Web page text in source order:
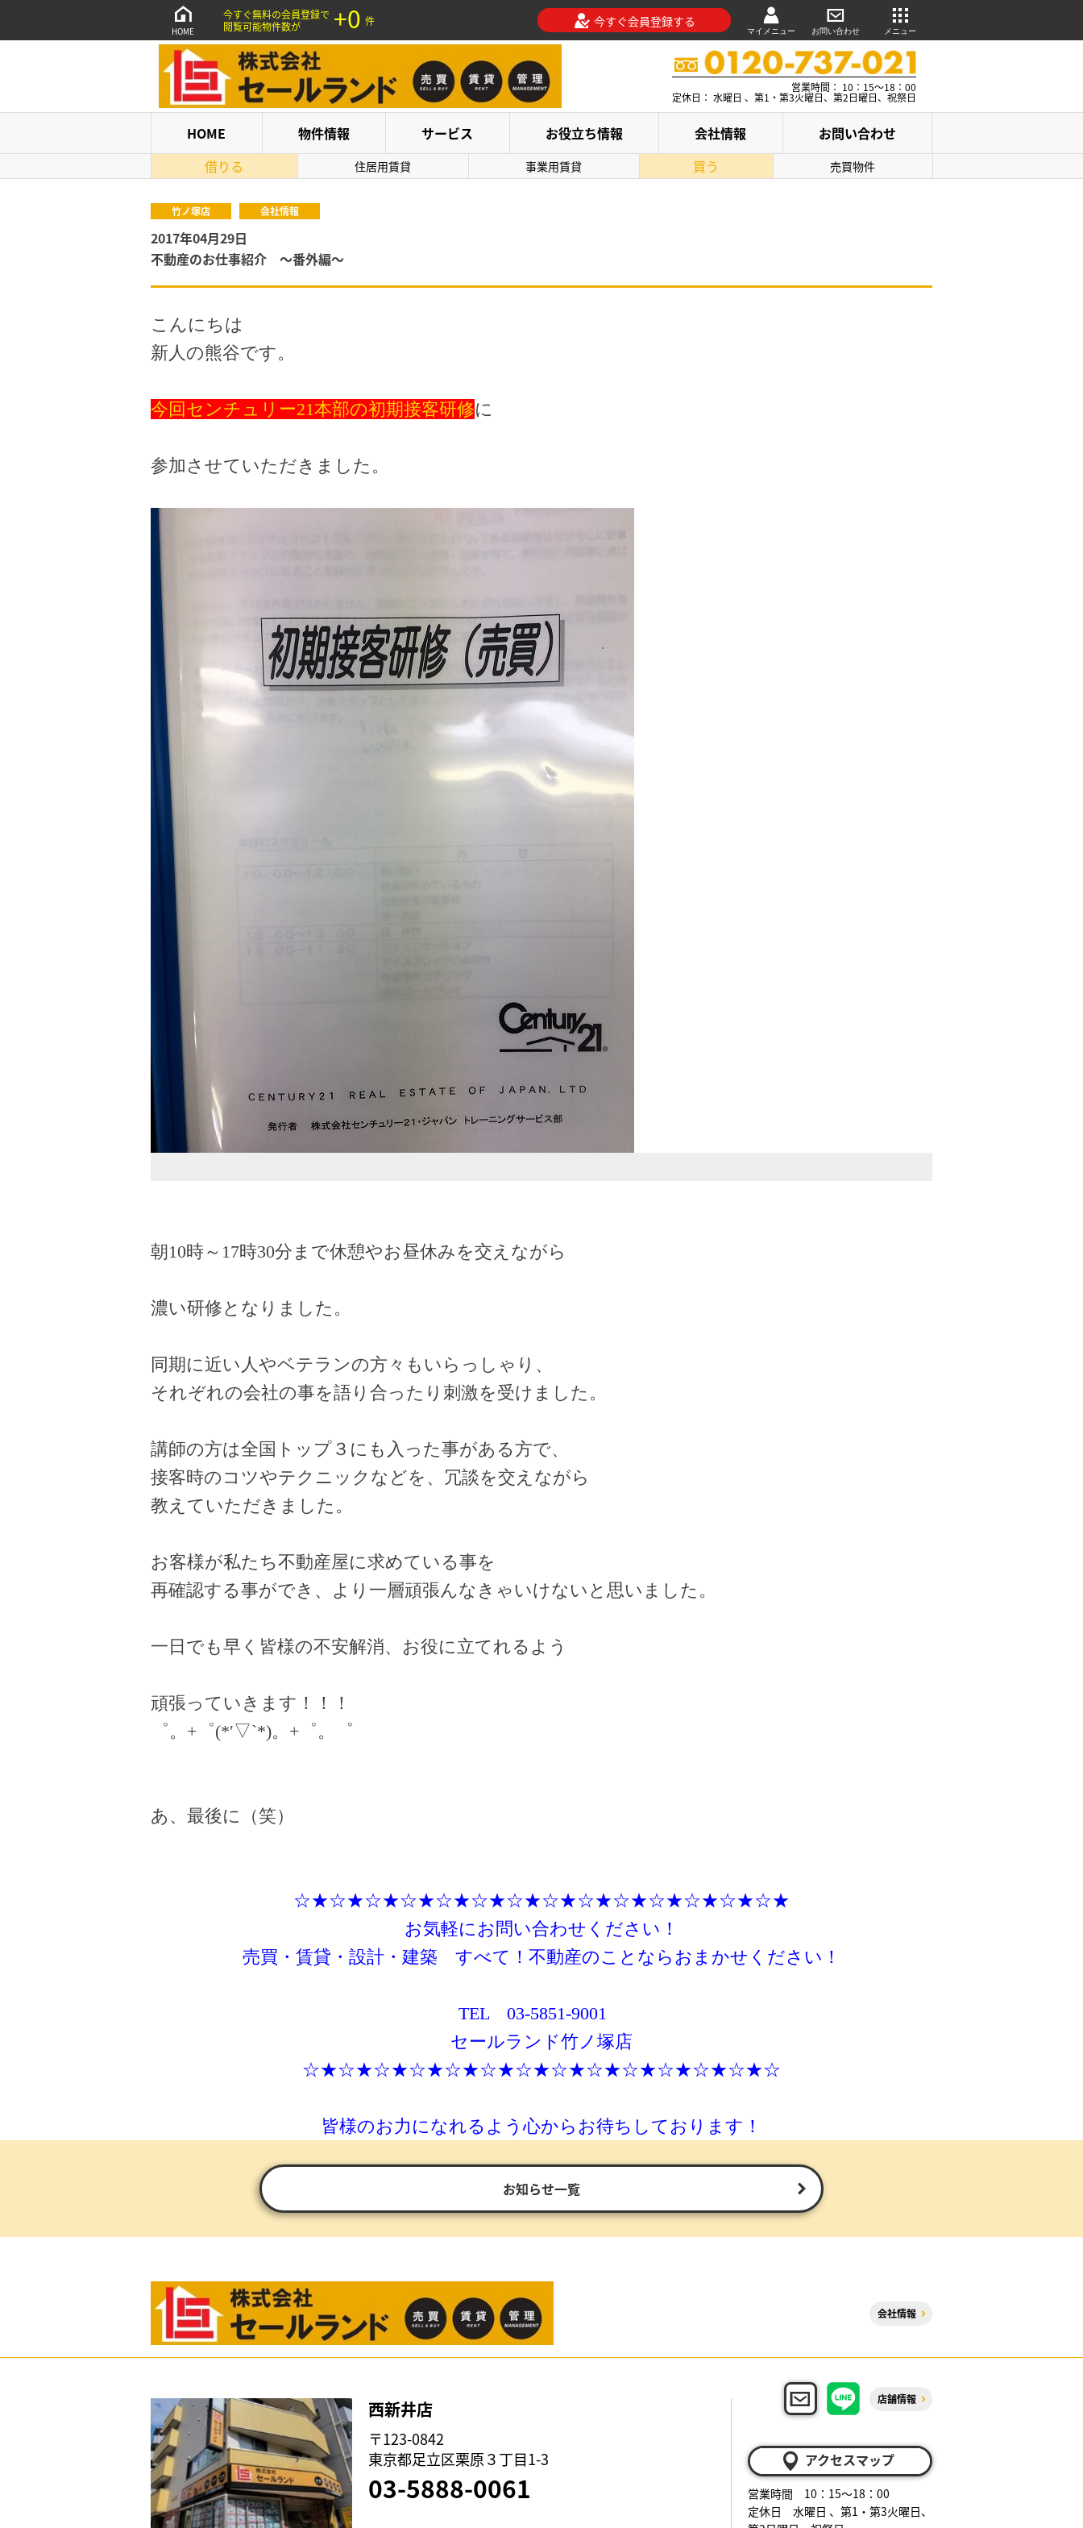
HOME
今すぐ無料の会員登録で
閲覧可能物件数が
+0 件 今すぐ会員登録する
マイメニュー お問い合わせ メニュー
営業時間： 10：15～18：00
定休日： 水曜日 、第1・第3火曜日、第2日曜日、祝祭日
HOME 物件情報 サービス お役立ち情報 会社情報
お問い合わせ
借りる
住居用賃貸 事業用賃貸 買う 売買物件
竹ノ塚店 会社情報
2017年04月29日
不動産のお仕事紹介 ～番外編～
こんにちは
新人の熊谷です。
今回センチュリー21本部の初期接客研修に
参加させていただきました。
朝10時～17時30分まで休憩やお昼休みを交えながら
濃い研修となりました。
同期に近い人やベテランの方々もいらっしゃり、
それぞれの会社の事を語り合ったり刺激を受けました。
講師の方は全国トップ３にも入った事がある方で、
接客時のコツやテクニックなどを、冗談を交えながら
教えていただきました。
お客様が私たち不動産屋に求めている事を
再確認する事ができ、 よ り一層頑張んなきゃいけないと思いました。
一日でも早く皆様の不安解消、お役に立てれるよう
頑張っていきます！！！
゜。+゜(*′▽`*)。+゜。゜
あ、最後に（笑）
☆★☆★☆★☆★☆★☆★☆★☆★☆★☆★☆★☆★☆★☆★
お気軽にお問い合わせください！
売買・賃貸・設計・建築 すべて！不動産のことならおまかせください！
TEL 03-5851-9001
セールランド竹ノ塚店
☆★☆★☆★☆★☆★☆★☆★☆★☆★☆★☆★☆★☆★☆
皆様のお力になれるよう心からお待ちしております！
お知らせ一覧
会社情報
西新井店
〒123-0842
東京都足立区栗原３丁目1-3
03-5888-0061
店舗情報
アクセスマップ
営業時間 10：15～18：00
定休日 水曜日 、第1・第3火曜日、